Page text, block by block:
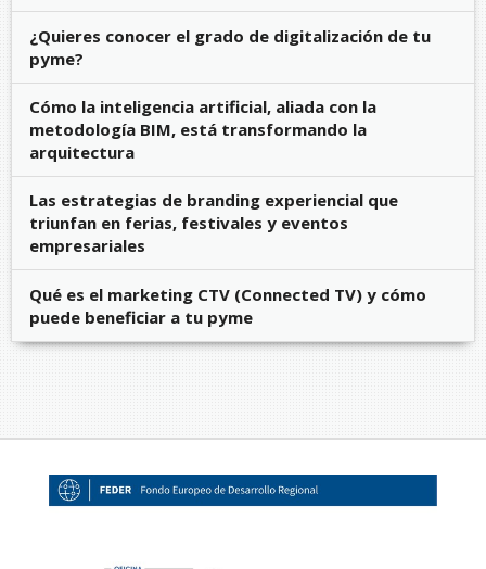
¿Quieres conocer el grado de digitalización de tu
pyme?
Cómo la inteligencia artificial, aliada con la
metodología BIM, está transformando la
arquitectura
Las estrategias de branding experiencial que
triunfan en ferias, festivales y eventos
empresariales
Qué es el marketing CTV (Connected TV) y cómo
puede beneficiar a tu pyme